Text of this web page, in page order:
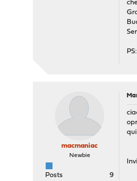
macmaniac
Newbie
Posts
9